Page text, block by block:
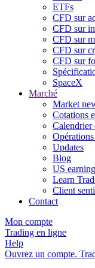
ETFs
CFD sur
CFD sur
CFD sur
CFD sur
CFD sur
SpaceX
Marché
Market
Cotations
Calendrier
Updates
Blog
US
Learn
Client
Contact
Mon compte
Trading en ligne
Help
Ouvrez un compte.